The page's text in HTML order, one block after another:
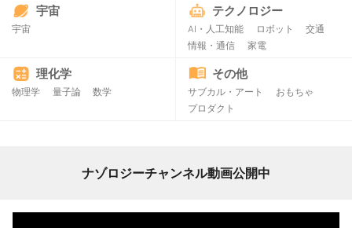
宇宙
宇宙
テクノロジー
AI・人工知能 ロボット
交通
情報・通信
家電
理化学
物理学 量子論 数学
その他
サブカル・アート
おもちゃ
プロダクト
ナゾロジーチャンネル動画公開中